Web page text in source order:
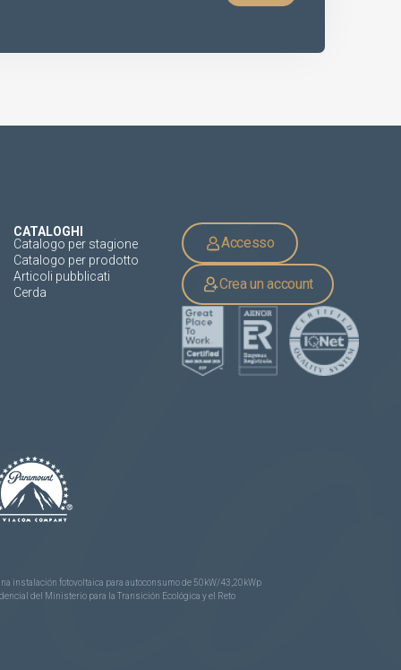
CATALOGHI
Catalogo per stagione
Catalogo per prodotto
Articoli pubblicati
Cerda
Accesso
Crea un account
instalación fotovoltaica para autoconsumo de 50kW/43,20kWp
del Ministerio para la Transición Ecológica y el Reto